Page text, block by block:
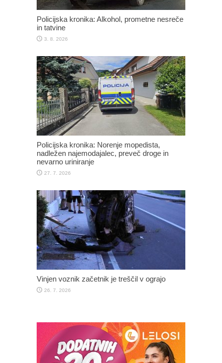
Policijska kronika: Alkohol, prometne nesreče
in tatvine
3. 8. 2026
Policijska kronika: Norenje mopedista,
nadležen najemodajalec, preveč droge in
nevarno uriniranje
27. 7. 2026
Vinjen voznik začetnik je treščil v ograjo
26. 7. 2026